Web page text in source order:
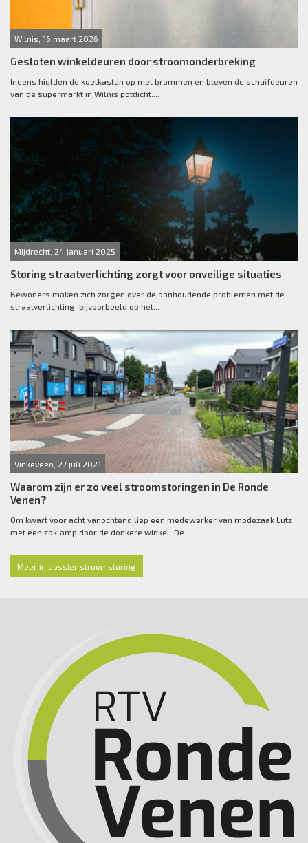
Wilnis, 16 maart 2026
Gesloten winkeldeuren door stroomonderbreking
Ineens hielden de koelkasten op met brommen en bleven de schuifdeuren
van de supermarkt in Wilnis potdicht....
Mijdrecht, 24 januari 2025
Storing straatverlichting zorgt voor onveilige situaties
Bewoners maken zich zorgen over de aanhoudende problemen met de
straatverlichting, bijvoorbeeld op het...
Vinkeveen, 27 juli 2021
Waarom zijn er zo veel stroomstoringen in De Ronde
Venen?
Om kwart voor acht vanochtend liep een medewerker van modezaak Lutz
met een zaklamp door de donkere winkel. De...
Meer in dossier stroomstoring